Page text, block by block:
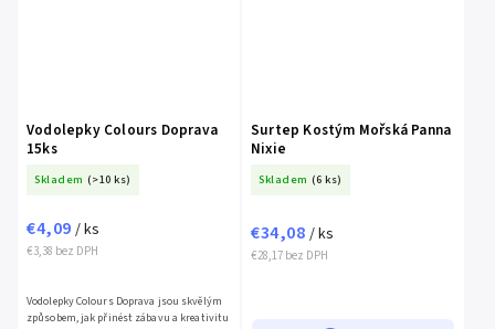
Vodolepky Colours Doprava
15ks
Skladem (>10 ks)
€3,38 bez DPH
€4,09 / ks
Vodolepky Colours Doprava jsou skvělým
způsobem, jak přinést zábavu a kreativitu
Surtep Kostým Mořská Panna
Nixie
Skladem (6 ks)
€28,17 bez DPH
€34,08 / ks